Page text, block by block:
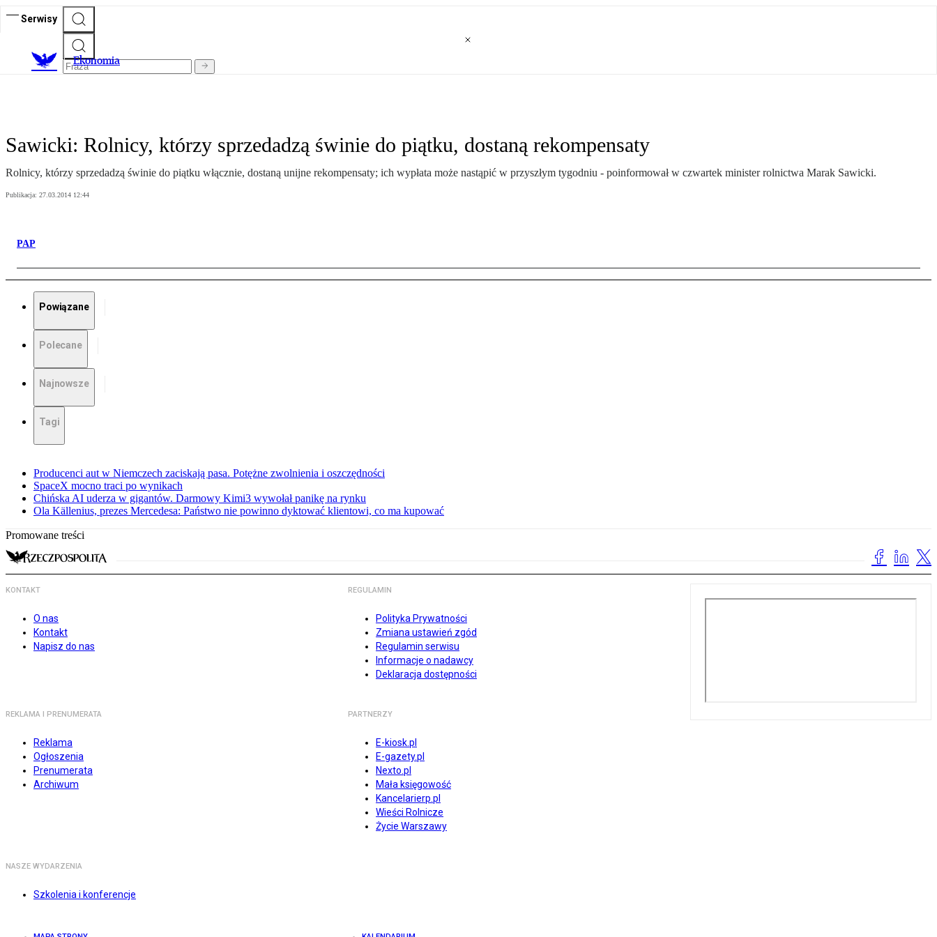
Serwisy
Ekonomia
Sawicki: Rolnicy, którzy sprzedadzą świnie do piątku, dostaną rekompensaty
Rolnicy, którzy sprzedadzą świnie do piątku włącznie, dostaną unijne rekompensaty; ich wypłata może nastąpić w przyszłym tygodniu - poinformował w czwartek minister rolnictwa Marak Sawicki.
Publikacja: 27.03.2014 12:44
PAP
Powiązane
Polecane
Najnowsze
Tagi
Producenci aut w Niemczech zaciskają pasa. Potężne zwolnienia i oszczędności
SpaceX mocno traci po wynikach
Chińska AI uderza w gigantów. Darmowy Kimi3 wywołał panikę na rynku
Ola Källenius, prezes Mercedesa: Państwo nie powinno dyktować klientowi, co ma kupować
Promowane treści
KONTAKT
O nas
Kontakt
Napisz do nas
REGULAMIN
Polityka Prywatności
Zmiana ustawień zgód
Regulamin serwisu
Informacje o nadawcy
Deklaracja dostępności
REKLAMA I PRENUMERATA
Reklama
Ogłoszenia
Prenumerata
Archiwum
PARTNERZY
E-kiosk.pl
E-gazety.pl
Nexto.pl
Mała księgowość
Kancelarierp.pl
Wieści Rolnicze
Życie Warszawy
NASZE WYDARZENIA
Szkolenia i konferencje